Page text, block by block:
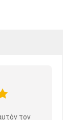
τον